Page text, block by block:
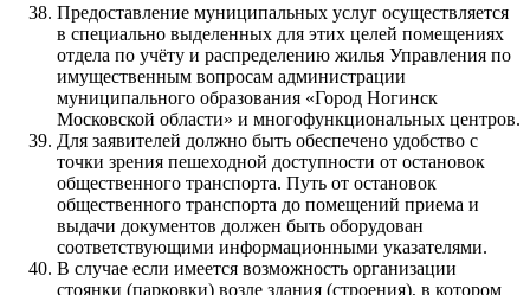
Предоставление муниципальных услуг осуществляется
в специально выделенных для этих целей помещениях
отдела по учёту и распределению жилья Управления по
имущественным вопросам администрации
муниципального образования «Город Ногинск
Московской области» и многофункциональных центров.
Для заявителей должно быть обеспечено удобство с
точки зрения пешеходной доступности от остановок
общественного транспорта. Путь от остановок
общественного транспорта до помещений приема и
выдачи документов должен быть оборудован
соответствующими информационными указателями.
В случае если имеется возможность организации
стоянки (парковки) возле здания (строения), в котором